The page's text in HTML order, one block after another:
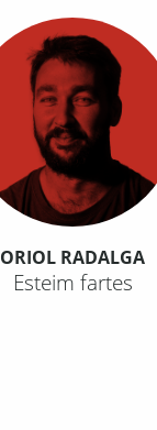
ORIOL RADALGA
Esteim fartes